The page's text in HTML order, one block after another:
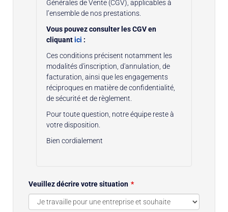
Générales de Vente (CGV), applicables à
l’ensemble de nos prestations.
Vous pouvez consulter les CGV en
cliquantici :
Ces conditions précisent notamment les
modalités d'inscription, d'annulation, de
facturation, ainsi que les engagements
réciproques en matière de confidentialité,
de sécurité et de règlement.
Pour toute question, notre équipe reste à
votre disposition.
Bien cordialement
Veuillez décrire votre situation